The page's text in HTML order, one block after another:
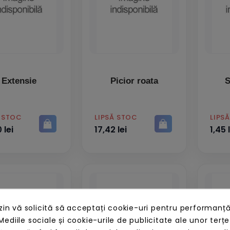
Extensie
lei
Picior roata
PRET
LIPSĂ STOC
17,42 lei
PRET
1,45
vă solicită să acceptați cookie-uri pentru
sociale și cookie-urile de publicitate ale unor